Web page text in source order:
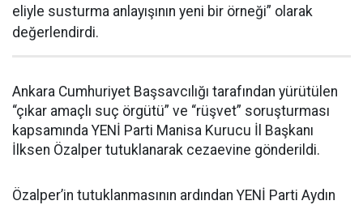
eliyle susturma anlayışının yeni bir örneği” olarak
değerlendirdi.
Ankara Cumhuriyet Başsavcılığı tarafından yürütülen
“çıkar amaçlı suç örgütü” ve “rüşvet” soruşturması
kapsamında YENİ Parti Manisa Kurucu İl Başkanı
İlksen Özalper tutuklanarak cezaevine gönderildi.
Özalper’in tutuklanmasının ardından YENİ Parti Aydın